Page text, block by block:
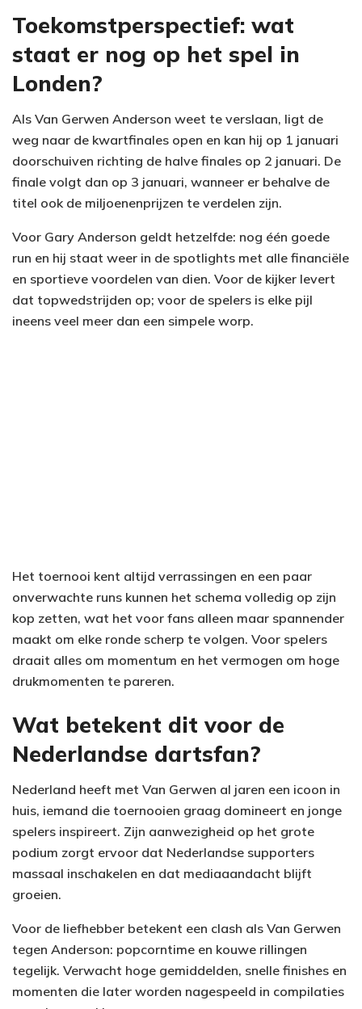
Toekomstperspectief: wat
staat er nog op het spel in
Londen?
Als Van Gerwen Anderson weet te verslaan, ligt de
weg naar de kwartfinales open en kan hij op 1 januari
doorschuiven richting de halve finales op 2 januari. De
finale volgt dan op 3 januari, wanneer er behalve de
titel ook de miljoenenprijzen te verdelen zijn.
Voor Gary Anderson geldt hetzelfde: nog één goede
run en hij staat weer in de spotlights met alle financiële
en sportieve voordelen van dien. Voor de kijker levert
dat topwedstrijden op; voor de spelers is elke pijl
ineens veel meer dan een simpele worp.
Het toernooi kent altijd verrassingen en een paar
onverwachte runs kunnen het schema volledig op zijn
kop zetten, wat het voor fans alleen maar spannender
maakt om elke ronde scherp te volgen. Voor spelers
draait alles om momentum en het vermogen om hoge
drukmomenten te pareren.
Wat betekent dit voor de
Nederlandse dartsfan?
Nederland heeft met Van Gerwen al jaren een icoon in
huis, iemand die toernooien graag domineert en jonge
spelers inspireert. Zijn aanwezigheid op het grote
podium zorgt ervoor dat Nederlandse supporters
massaal inschakelen en dat mediaaandacht blijft
groeien.
Voor de liefhebber betekent een clash als Van Gerwen
tegen Anderson: popcorntime en kouwe rillingen
tegelijk. Verwacht hoge gemiddelden, snelle finishes en
momenten die later worden nagespeeld in compilaties